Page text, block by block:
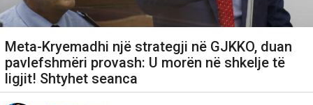
Meta-Kryemadhi një strategji në GJKKO, duan
pavlefshmëri provash: U morën në shkelje të
ligjit! Shtyhet seanca